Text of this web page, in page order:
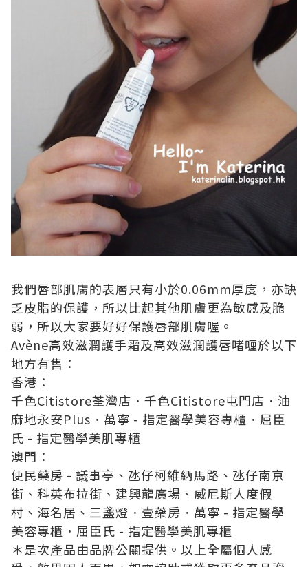
我們唇部肌膚的表層只有小於0.06mm厚度，亦缺
乏皮脂的保護，所以比起其他肌膚更為敏感及脆
弱，所以大家要好好保護唇部肌膚喔。
Avène高效滋潤護手霜及高效滋潤護唇啫喱於以下
地方有售：
香港：
千色Citistore荃灣店．千色Citistore屯門店．油
麻地永安Plus ．萬寧 - 指定醫學美容專櫃．屈臣
氏 - 指定醫學美肌專櫃
澳門：
便民藥房 - 議事亭、氹仔柯維納馬路、氹仔南京
街、科英布拉街、建興龍廣場、威尼斯人度假
村、海名居、三盞燈．壹藥房．萬寧 - 指定醫學
美容專櫃．屈臣氏 - 指定醫學美肌專櫃
＊是次產品由品牌公關提供。以上全屬個人感